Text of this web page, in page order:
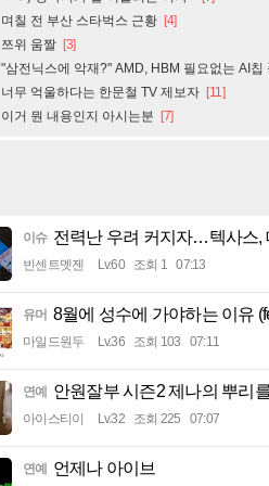
며칠 전 부산 스타벅스 근황 [4]
쯔위 움짤 [3]
"삼전닉스에 악재?" AMD, HBM 필요없는 AI칩
너무 억울하다는 한문철 TV 제보자 [11]
이거 뭔 내용인지 아시는분 [7]
이슈 전력난 우려 커지자…텍사스,
빈센트멧젠 Lv.60 조회 1 07:13
유머 8월에 성수에 가야하는 이유
마일드원두 Lv.36 조회 103 07:11
연예 안원잘부 시즌2 제나의 뿌리
아이스티이 Lv.32 조회 225 07:07
연예 언제나 아이브